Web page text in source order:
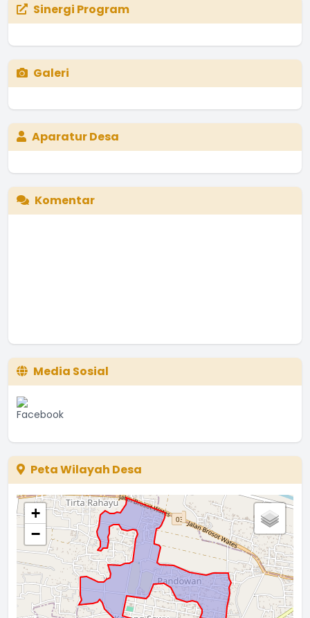
Sinergi Program
Galeri
Aparatur Desa
Komentar
Media Sosial
Peta Wilayah Desa
+
−